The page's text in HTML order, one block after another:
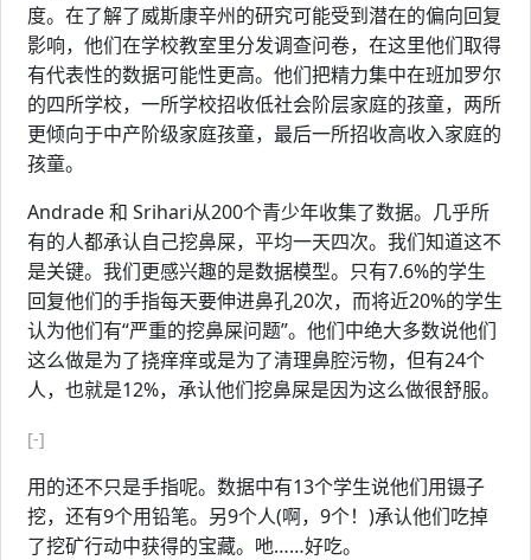
度。在了解了威斯康辛州的研究可能受到潜在的偏向回复
影响，他们在学校教室里分发调查问卷，在这里他们取得
有代表性的数据可能性更高。他们把精力集中在班加罗尔
的四所学校，一所学校招收低社会阶层家庭的孩童，两所
更倾向于中产阶级家庭孩童，最后一所招收高收入家庭的
孩童。
Andrade 和 Srihari从200个青少年收集了数据。几乎所
有的人都承认自己挖鼻屎，平均一天四次。我们知道这不
是关键。我们更感兴趣的是数据模型。只有7.6%的学生
回复他们的手指每天要伸进鼻孔20次，而将近20%的学生
认为他们有“严重的挖鼻屎问题”。他们中绝大多数说他们
这么做是为了挠痒痒或是为了清理鼻腔污物，但有24个
人，也就是12%，承认他们挖鼻屎是因为这么做很舒服。
[-]
用的还不只是手指呢。数据中有13个学生说他们用镊子
挖，还有9个用铅笔。另9个人(啊，9个！)承认他们吃掉
了挖矿行动中获得的宝藏。吔……好吃。